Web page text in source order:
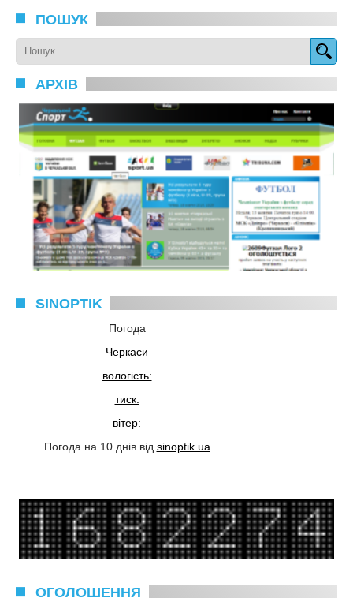
ПОШУК
АРХІВ
SINOPTIK
Погода
Черкаси
вологість:
тиск:
вітер:
Погода на 10 днів від sinoptik.ua
ОГОЛОШЕННЯ